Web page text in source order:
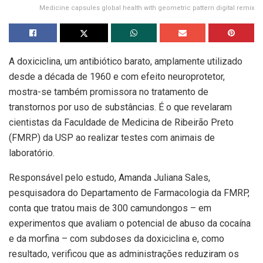
Medicine capsules global health with geometric pattern digital remix
A doxiciclina, um antibiótico barato, amplamente utilizado
desde a década de 1960 e com efeito neuroprotetor,
mostra-se também promissora no tratamento de
transtornos por uso de substâncias. É o que revelaram
cientistas da Faculdade de Medicina de Ribeirão Preto
(FMRP) da USP ao realizar testes com animais de
laboratório.
Responsável pelo estudo, Amanda Juliana Sales,
pesquisadora do Departamento de Farmacologia da FMRP,
conta que tratou mais de 300 camundongos – em
experimentos que avaliam o potencial de abuso da cocaína
e da morfina – com subdoses da doxiciclina e, como
resultado, verificou que as administrações reduziram os